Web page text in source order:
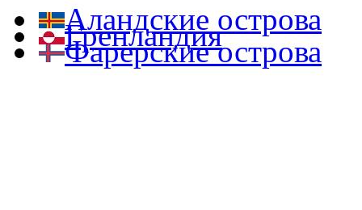
Аландские острова
Гренландия
Фарерские острова